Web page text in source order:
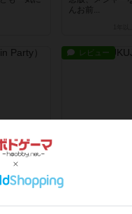
んお前...
ン！昔か
レビュー
掛け算✖️麻雀超
ミニ麻雀、役
を始...